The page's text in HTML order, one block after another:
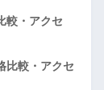
較・アクセ
比較・アクセ